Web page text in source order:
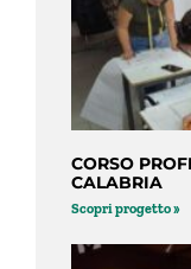
CORSO
CALABRIA
Scopri progetto »